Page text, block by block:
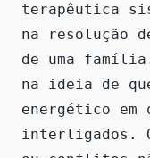
terapêutica
na resolução
de uma
na ideia de
energético em
interligados.